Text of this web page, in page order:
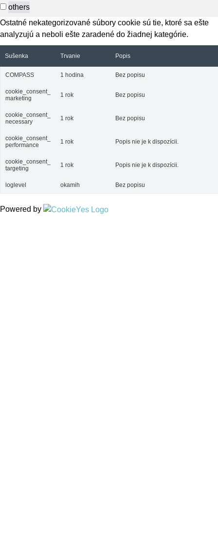
others
Ostatné nekategorizované súbory cookie sú tie, ktoré sa ešte
analyzujú a neboli ešte zaradené do žiadnej kategórie.
Sušenka Trvanie Popis
COMPASS 1 hodina Bez popisu
cookie_consent_
marketing
1 rok Bez popisu
cookie_consent_
necessary
1 rok Bez popisu
cookie_consent_
performance
1 rok Popis nie je k dispozícii.
cookie_consent_
targeting
1 rok Popis nie je k dispozícii.
loglevel okamih Bez popisu
Powered by